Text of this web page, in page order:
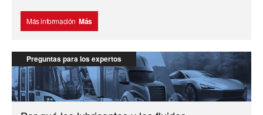
Más información Más
Preguntas para los expertos